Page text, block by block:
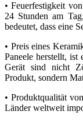
• Feuerfestigkeit
24 Stunden am
bedeutet, dass eine
• Preis eines
Paneele herstellt,
Gerät sind nicht
Produkt, sondern
• Produktqualität
Länder weltweit